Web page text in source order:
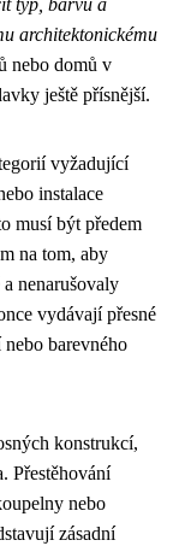
typ, barvu a
architektonickému
nebo domů v
ještě přísnější.
vyžadující
instalace
musí být předem
na tom, aby
nenarušovaly
vydávají přesné
barevného
konstrukcí,
Přestěhování
nebo
zásadní